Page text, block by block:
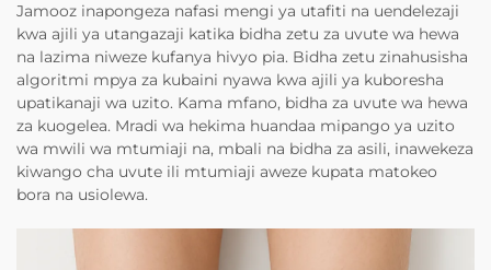
Jamooz inapongeza nafasi mengi ya utafiti na uendelezaji
kwa ajili ya utangazaji katika bidha zetu za uvute wa hewa
na lazima niweze kufanya hivyo pia. Bidha zetu zinahusisha
algoritmi mpya za kubaini nyawa kwa ajili ya kuboresha
upatikanaji wa uzito. Kama mfano, bidha za uvute wa hewa
za kuogelea. Mradi wa hekima huandaa mipango ya uzito
wa mwili wa mtumiaji na, mbali na bidha za asili, inawekeza
kiwango cha uvute ili mtumiaji aweze kupata matokeo
bora na usiolewa.